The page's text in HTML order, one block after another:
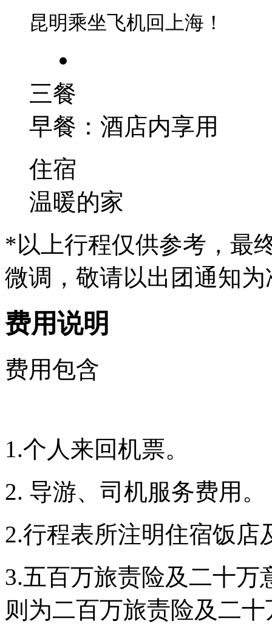
昆明乘坐飞机回上海！
三餐
早餐：酒店内享用
住宿
温暖的家
*以上行程仅供参考，最
微调，敬请以出团通知为
费用说明
费用包含
1.个人来回机票。
2. 导游、司机服务费用 。
2.行程表所注明住宿饭 店
3.五百万旅责险及二十万
则为二百万旅责险及二